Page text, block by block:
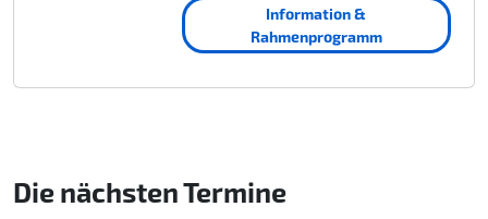
Information &
Rahmenprogramm
Die nächsten Termine